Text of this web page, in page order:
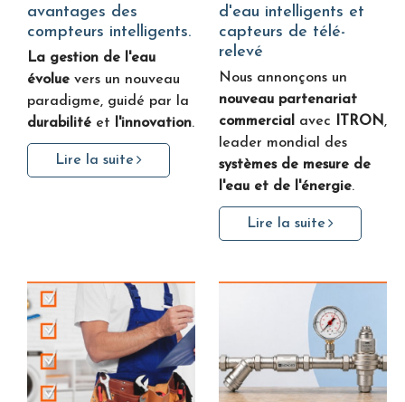
avantages des
compteurs intelligents.
La gestion de l'eau
évolue vers un nouveau
paradigme, guidé par la
durabilité et l'innovation.
Lire la suite
d'eau intelligents et
capteurs de télé-
relevé
Nous annonçons un
nouveau partenariat
commercial avec ITRON,
leader mondial des
systèmes de mesure de
l'eau et de l'énergie.
Lire la suite